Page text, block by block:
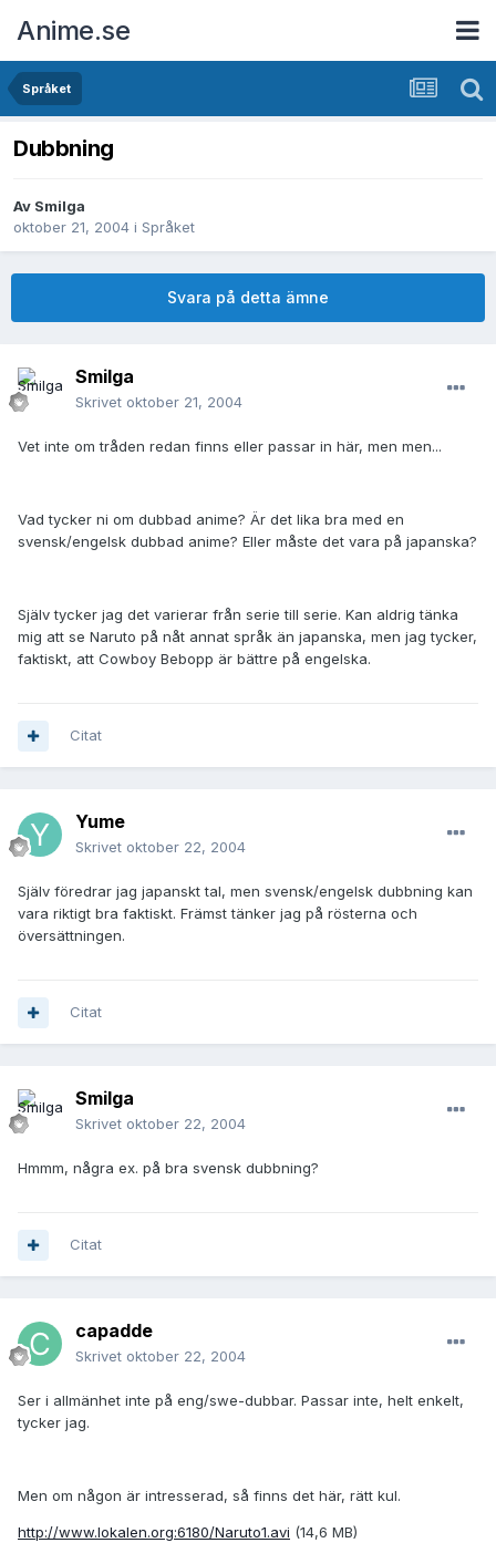
Anime.se
Språket
Dubbning
Av Smilga
oktober 21, 2004 i Språket
Svara på detta ämne
Smilga
Skrivet oktober 21, 2004
Vet inte om tråden redan finns eller passar in här, men men...
Vad tycker ni om dubbad anime? Är det lika bra med en
svensk/engelsk dubbad anime? Eller måste det vara på japanska?
Själv tycker jag det varierar från serie till serie. Kan aldrig tänka
mig att se Naruto på nåt annat språk än japanska, men jag tycker,
faktiskt, att Cowboy Bebopp är bättre på engelska.
Citat
Yume
Skrivet oktober 22, 2004
Själv föredrar jag japanskt tal, men svensk/engelsk dubbning kan
vara riktigt bra faktiskt. Främst tänker jag på rösterna och
översättningen.
Citat
Smilga
Skrivet oktober 22, 2004
Hmmm, några ex. på bra svensk dubbning?
Citat
capadde
Skrivet oktober 22, 2004
Ser i allmänhet inte på eng/swe-dubbar. Passar inte, helt enkelt,
tycker jag.
Men om någon är intresserad, så finns det här, rätt kul.
http://www.lokalen.org:6180/Naruto1.avi (14,6 MB)